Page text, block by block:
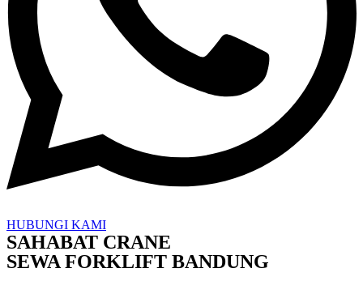
HUBUNGI KAMI
SAHABAT CRANE
SEWA FORKLIFT BANDUNG